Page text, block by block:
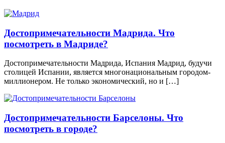
Достопримечательности Мадрида. Что
посмотреть в Мадриде?
Достопримечательности Мадрида, Испания Мадрид, будучи
столицей Испании, является многонациональным городом-
миллионером. Не только экономический, но и […]
Достопримечательности Барселоны. Что
посмотреть в городе?